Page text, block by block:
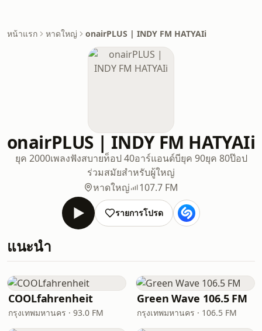
หน้าแรก หาดใหญ่ onairPLUS | INDY FM HATYAIi
onairPLUS | INDY FM HATYAIi
ยุค 2000เพลงฟังสบายท็อป 40อาร์แอนด์บียุค 90ยุค 80ป๊อป
ร่วมสมัยสำหรับผู้ใหญ่
หาดใหญ่
107.7 FM
รายการโปรด
แนะนำ
COOLfahrenheit
กรุงเทพมหานคร · 93.0 FM
Green Wave 106.5 FM
กรุงเทพมหานคร · 106.5 FM